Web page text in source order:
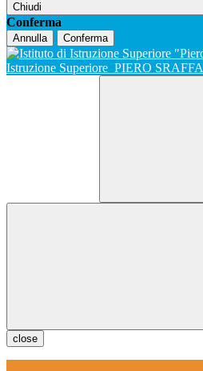
Chiudi
Conferma
Annulla Conferma
Istruzione Superiore PIERO SRAFFA
close